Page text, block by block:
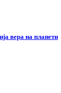
вера на планети